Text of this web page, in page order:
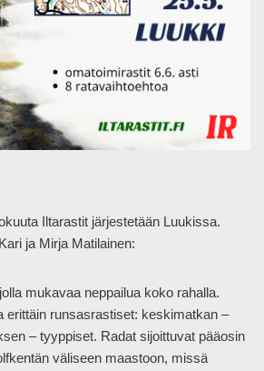
Iltarastit järjestetään Luukissa.
ja Mirja Matilainen:
mukavaa neppailua koko rahalla.
erittäin runsasrastiset: keskimatkan –
– tyyppiset. Radat sijoittuvat pääosin
väliseen maastoon, missä